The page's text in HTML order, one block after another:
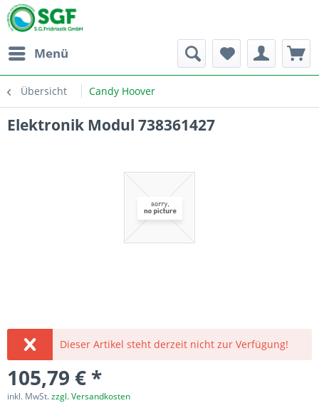
Menü
Übersicht Candy Hoover
Elektronik Modul 738361427
Dieser Artikel steht derzeit nicht zur Verfügung!
105,79 € *
inkl. MwSt.zzgl. Versandkosten